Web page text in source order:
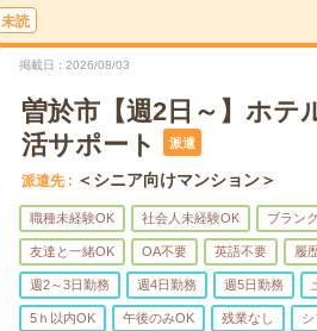
未読
掲載日 2026/08/03
曽於市【週2日～】ホテ
活サポート
派遣
派遣先 ＜シニア向けマンション＞
職種未経験OK 社会人未経験OK ブラン
友達と一緒OK OA不要 英語不要 履
週2～3日勤務 週4日勤務 週5日勤務
5ｈ以内OK 午後のみOK 残業なし シ